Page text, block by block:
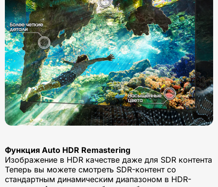
Функция Auto HDR Remastering
Изображение в HDR качестве даже для SDR контента
Теперь вы можете смотреть SDR-контент со
стандартным динамическим диапазоном в HDR-